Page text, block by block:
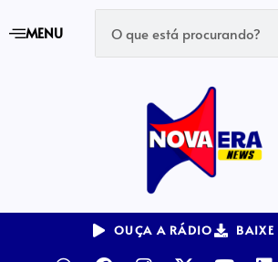
MENU
OUÇA A RÁDIO BAIXE